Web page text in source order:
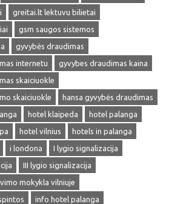
greitai.lt lektuvu bilietai
gsm saugos sistemos
gyvybės draudimas
internetu
gyvybes draudimas kaina
skaiciuokle
skaiciuokle
hansa gyvybės draudimas
hotel klaipeda
hotel palanga
hotel vilnius
hotels in palanga
i londona
I lygio signalizacija
III lygio signalizacija
mokykla vilniuje
info hotel palanga